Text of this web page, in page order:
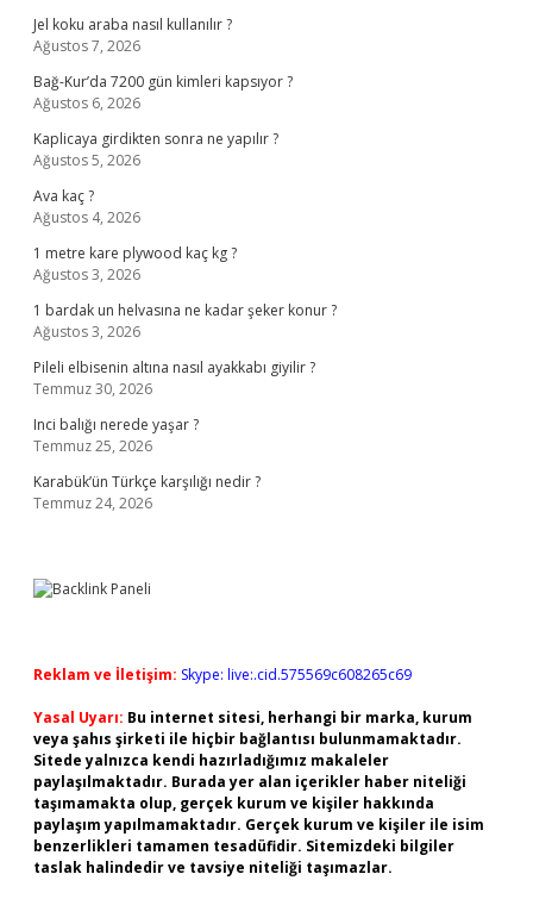
Jel koku araba nasıl kullanılır ?
Ağustos 7, 2026
Bağ-Kur’da 7200 gün kimleri kapsıyor ?
Ağustos 6, 2026
Kaplicaya girdikten sonra ne yapılır ?
Ağustos 5, 2026
Ava kaç ?
Ağustos 4, 2026
1 metre kare plywood kaç kg ?
Ağustos 3, 2026
1 bardak un helvasına ne kadar şeker konur ?
Ağustos 3, 2026
Pileli elbisenin altına nasıl ayakkabı giyilir ?
Temmuz 30, 2026
Inci balığı nerede yaşar ?
Temmuz 25, 2026
Karabük’ün Türkçe karşılığı nedir ?
Temmuz 24, 2026
Reklam ve İletişim: Skype: live:.cid.575569c608265c69
Yasal Uyarı: Bu internet sitesi, herhangi bir marka, kurum
veya şahıs şirketi ile hiçbir bağlantısı bulunmamaktadır.
Sitede yalnızca kendi hazırladığımız makaleler
paylaşılmaktadır. Burada yer alan içerikler haber niteliği
taşımamakta olup, gerçek kurum ve kişiler hakkında
paylaşım yapılmamaktadır. Gerçek kurum ve kişiler ile isim
benzerlikleri tamamen tesadüfidir. Sitemizdeki bilgiler
taslak halindedir ve tavsiye niteliği taşımazlar.